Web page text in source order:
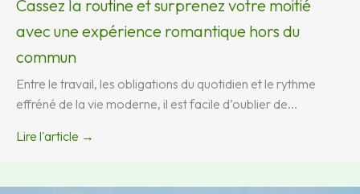
Cassez la routine et surprenez votre moitié
avec une expérience romantique hors du
commun
Entre le travail, les obligations du quotidien et le rythme
effréné de la vie moderne, il est facile d’oublier de...
Lire l'article →